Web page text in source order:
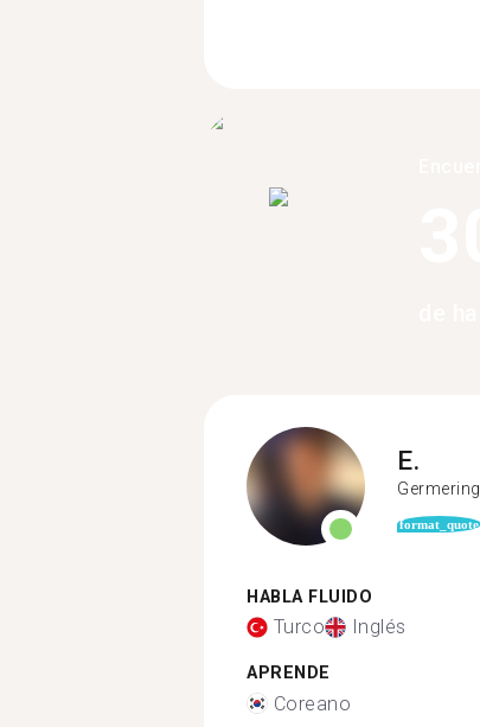
E.
Germering
format_quote
HABLA FLUIDO
Turco Inglés
APRENDE
Coreano